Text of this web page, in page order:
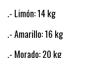
.- Limón: 14 kg
.- Amarillo: 16 kg
.- Morado: 20 kg